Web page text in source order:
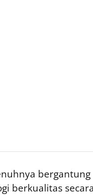
berkualitas